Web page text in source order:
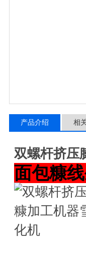
产品介绍 相
双螺杆挤压
面包糠